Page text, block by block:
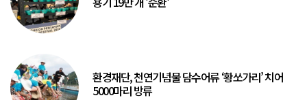
환경재단, 천연기념물 담수어류 ‘황쏘가리’ 치어
5000마리 방류